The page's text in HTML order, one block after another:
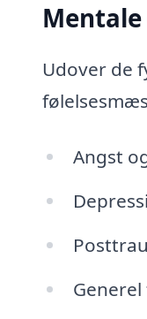
Udover de
Angst